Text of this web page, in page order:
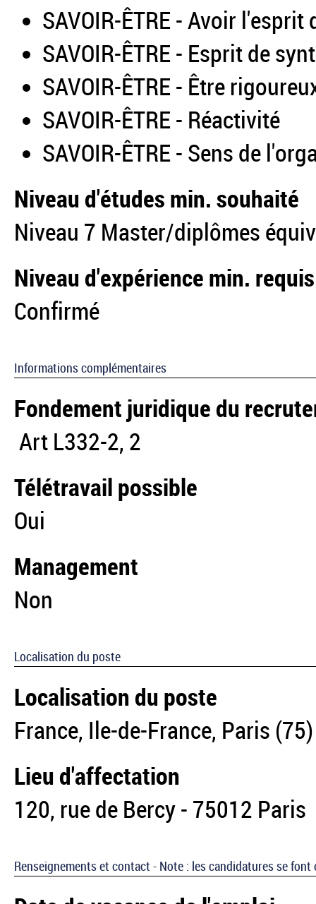
SAVOIR-ÊTRE - Avoir l'esprit
SAVOIR-ÊTRE - Esprit de
SAVOIR-ÊTRE - Être
SAVOIR-ÊTRE - Réactivité
SAVOIR-ÊTRE - Sens de
Niveau d'études min. souhaité
Niveau 7 Master/diplômes
Niveau d'expérience min. requis
Confirmé
Informations complémentaires
Fondement juridique du
Art L332-2, 2
Télétravail possible
Oui
Management
Non
Localisation du poste
Localisation du poste
France, Ile-de-France, Paris (75)
Lieu d'affectation
120, rue de Bercy - 75012 Paris
Renseignements et contact - Note : les candidatures se